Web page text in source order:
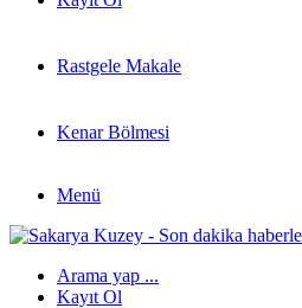
Rastgele Makale
Kenar Bölmesi
Menü
Arama yap ...
Kayıt Ol